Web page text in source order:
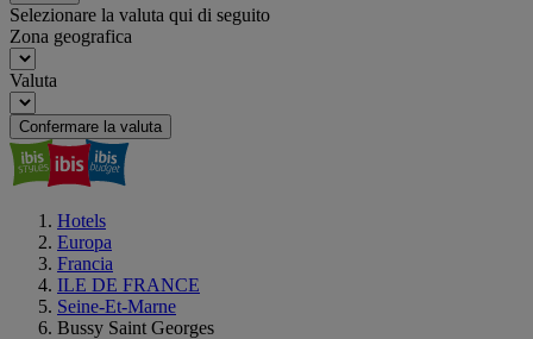
Selezionare la valuta qui di seguito
Zona geografica
Valuta
Confermare la valuta
Hotels
Europa
Francia
ILE DE FRANCE
Seine-Et-Marne
Bussy Saint Georges